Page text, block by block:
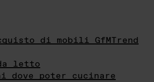
di mobili GfMTrend
letto
dove poter cucinare